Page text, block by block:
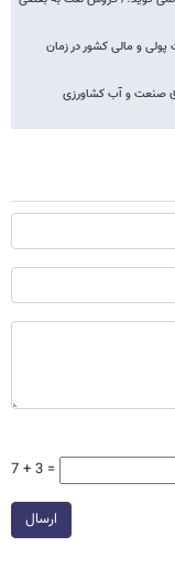
پولی و مالی کشور در زمان
صنعت و آب کشاورزی
7 + 3 =
ارسال